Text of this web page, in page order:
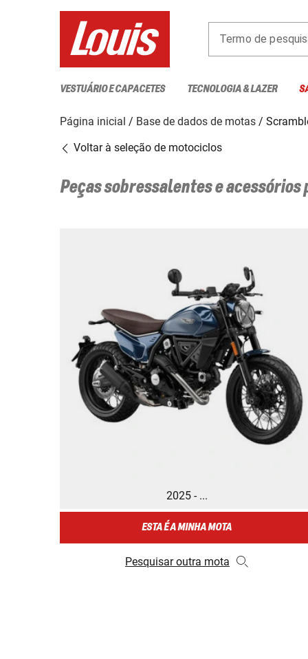
Termo de
VESTUÁRIO E CAPACETES TECNOLOGIA & LAZER
Página inicial Base de dados de motas
Voltar à seleção de motociclos
Peças sobressalentes e acessórios
2025 - ...
ESTA É A MINHA MOTA
Pesquisar outra mota